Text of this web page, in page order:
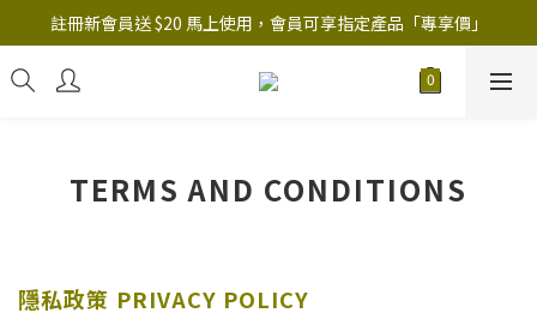
註冊新會員送 $20 馬上使用，會員可享指定產品「​專享價」
註冊新會員送 $20 馬上使用，會員可享指定產品「​專享價」
B.Y.O.B Mask Collection 任選優惠: 4件9折
TERMS AND CONDITIONS
隱私政策 PRIVACY POLICY